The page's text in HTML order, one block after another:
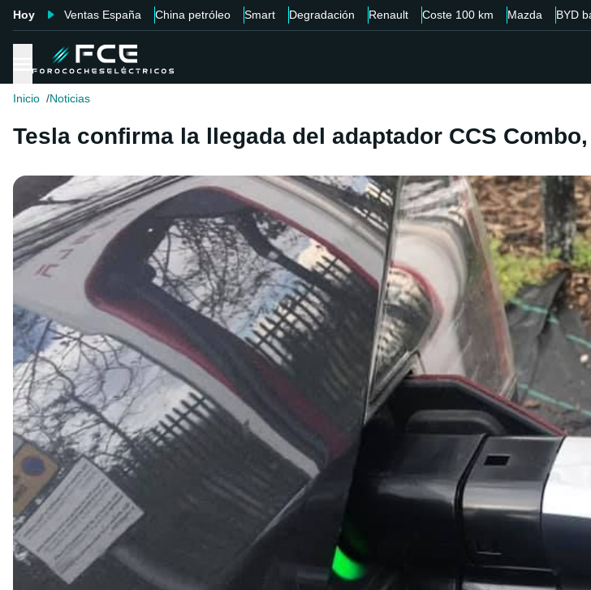
Hoy Ventas España China petróleo Smart Degradación Renault Coste 100 km Mazda BYD
Inicio Noticias
Tesla confirma la llegada del adaptador CCS